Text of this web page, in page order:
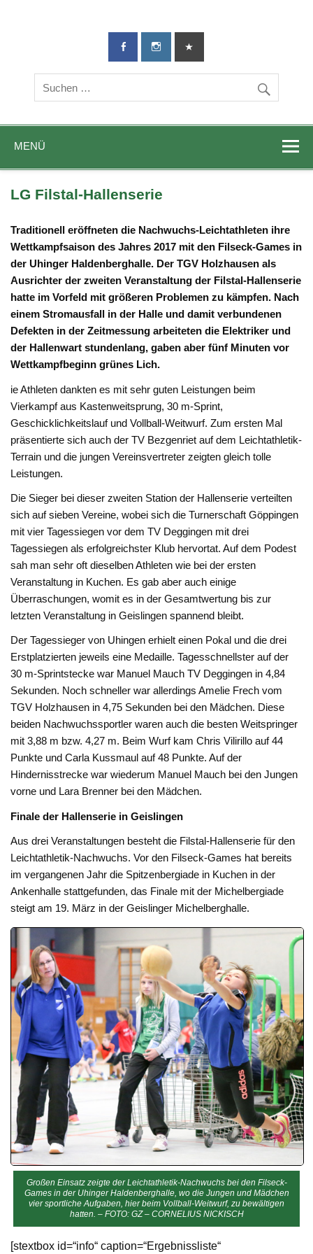
TG-Geislingen
DIE Sportadresse in Geislingen!
MENÜ
LG Filstal-Hallenserie
Traditionell eröffneten die Nachwuchs-Leichtathleten ihre
Wettkampfsaison des Jahres 2017 mit den Filseck-Games in
der Uhinger Haldenberghalle. Der TGV Holzhausen als
Ausrichter der zweiten Veranstaltung der Fils­tal-Hallenserie
hatte im Vorfeld mit größeren Problemen zu kämpfen. Nach
einem Stromausfall in der Halle und damit verbundenen
Defekten in der Zeitmessung arbeiteten die Elektriker und
der Hallenwart stundenlang, gaben aber fünf Minuten vor
Wettkampfbeginn grünes Lich.
ie Athleten dankten es mit sehr guten Leistungen beim
Vierkampf aus Kastenweitsprung, 30 m-Sprint,
Geschicklichkeitslauf und Vollball-Weitwurf. Zum ersten Mal
präsentierte sich auch der TV Bezgenriet auf dem Leichtathletik-
Terrain und die jungen Vereinsvertreter zeigten gleich tolle
Leistungen.
Die Sieger bei dieser zweiten Station der Hallenserie verteilten
sich auf sieben Vereine, wobei sich die Turnerschaft Göppingen
mit vier Tagessiegen vor dem TV Deggingen mit drei
Tagessiegen als erfolgreichster Klub hervortat. Auf dem Podest
sah man sehr oft dieselben Athleten wie bei der ersten
Veranstaltung in Kuchen. Es gab aber auch einige
Überraschungen, womit es in der Gesamtwertung bis zur
letzten Veranstaltung in Geislingen spannend bleibt.
Der Tagessieger von Uhingen erhielt einen Pokal und die drei
Erstplatzierten jeweils eine Medaille. Tagesschnellster auf der
30 m-Sprintstecke war Manuel Mauch TV Deggingen in 4,84
Sekunden. Noch schneller war allerdings Amelie Frech vom
TGV Holzhausen in 4,75 Sekunden bei den Mädchen. Diese
beiden Nachwuchssportler waren auch die besten Weitspringer
mit 3,88 m bzw. 4,27 m. Beim Wurf kam Chris Vilirillo auf 44
Punkte und Carla Kussmaul auf 48 Punkte. Auf der
Hindernisstrecke war wiederum Manuel Mauch bei den Jungen
vorne und Lara Brenner bei den Mädchen.
Finale der Hallenserie in Geislingen
Aus drei Veranstaltungen besteht die Filstal-Hallenserie für den
Leichtathletik-Nachwuchs. Vor den Filseck-Games hat bereits
im vergangenen Jahr die Spitzenbergiade in Kuchen in der
Ankenhalle stattgefunden, das Finale mit der Michelbergiade
steigt am 19. März in der Geislinger Michelberghalle.
Großen Einsatz zeigte der Leichtathletik-Nachwuchs bei den Filseck-
Games in der Uhinger Haldenberghalle, wo die Jungen und Mädchen
vier sportliche Aufgaben, hier beim Vollball-Weitwurf, zu bewältigen
hatten. – FOTO: GZ – CORNELIUS NICKISCH
[stextbox id=“info“ caption=“Ergebnissliste“